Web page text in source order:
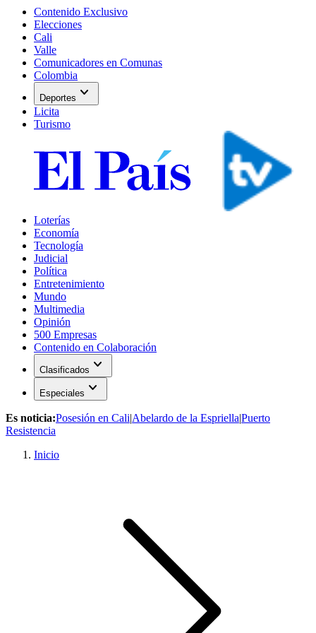
Contenido Exclusivo
Elecciones
Cali
Valle
Comunicadores en Comunas
Colombia
Deportes expand_more
Licita
Turismo
Loterías
Economía
Tecnología
Judicial
Política
Entretenimiento
Mundo
Multimedia
Opinión
500 Empresas
Contenido en Colaboración
Clasificados expand_more
Especiales expand_more
Es noticia:Posesión en Cali|Abelardo de la Espriella|Puerto
Resistencia
Inicio